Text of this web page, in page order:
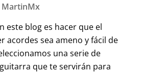
MartinMx
este blog es hacer que el
acordes sea ameno y fácil de
una serie de
que te servirán para